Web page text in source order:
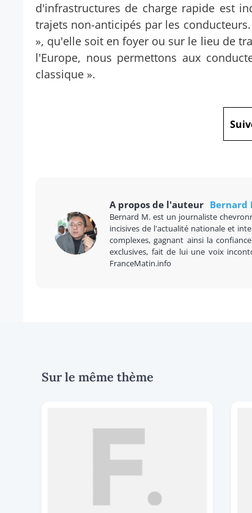
d'infrastructures de charge rapide est
trajets non-anticipés par les
», qu'elle soit en foyer ou sur le lieu de
l'Europe, nous permettons aux
classique ».
A propos de l'auteur Bernard
Bernard M. est un journaliste
incisives de l'actualité nationale et
complexes, gagnant ainsi la
exclusives, fait de lui une voix
FranceMatin.info
Sur le même thème